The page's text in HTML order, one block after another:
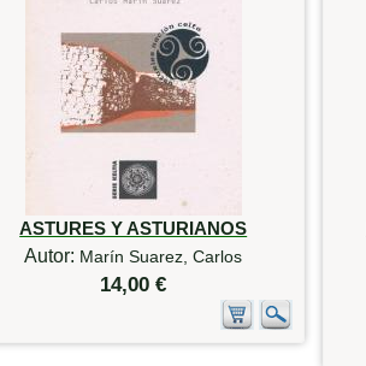
ASTURES Y ASTURIANOS
Autor: Marín Suarez, Carlos
14,00 €